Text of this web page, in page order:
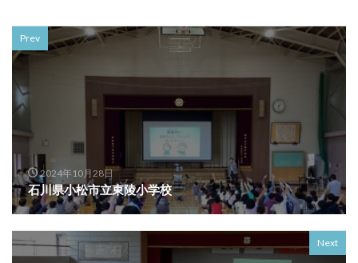
Prev
2024年10月28日
石川県小松市立東陵小学校
Next